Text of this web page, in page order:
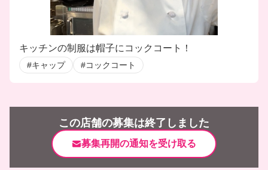
キッチンの制服は帽子にコックコート！
#キャップ #コックコート
この店舗の募集は終了しました
募集再開の通知を受け取る